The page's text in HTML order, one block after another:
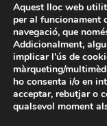
© 2020 Web
Aquest lloc web
per al funcionament
navegació, que
Addicionalment,
implicar l'ús de
màrqueting/
ho consenta i/o en
acceptar, rebutjar o
qualsevol moment